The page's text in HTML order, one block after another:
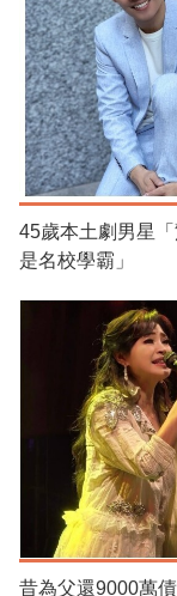
45歲本土劇男星
是名校學霸」
昔為父還9000萬